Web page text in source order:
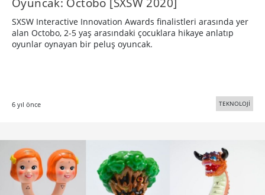
SXSW Interactive Innovation Awards finalistleri arasında yer
alan Octobo, 2-5 yaş arasındaki çocuklara hikaye anlatıp
oyunlar oynayan bir peluş oyuncak.
6 yıl önce TEKNOLOJİ